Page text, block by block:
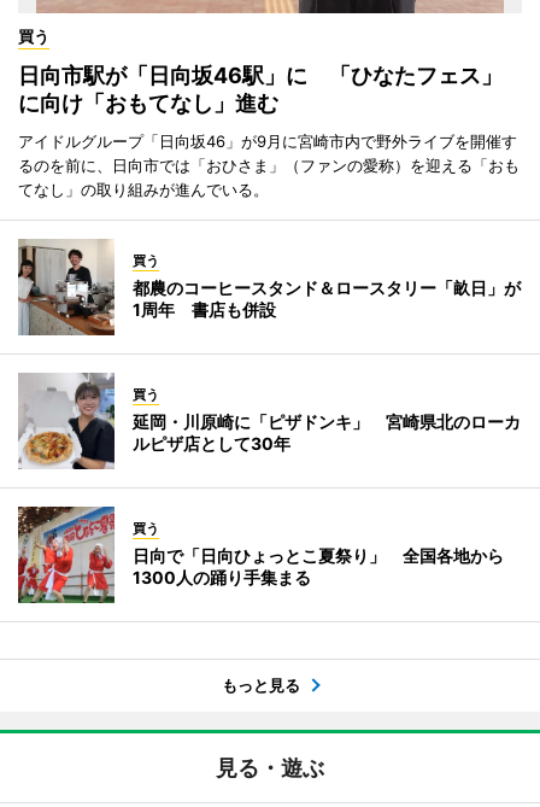
買う
日向市駅が「日向坂46駅」に 「ひなたフェス」
に向け「おもてなし」進む
アイドルグループ「日向坂46」が9月に宮崎市内で野外ライブを開催す
るのを前に、日向市では「おひさま」（ファンの愛称）を迎える「おも
てなし」の取り組みが進んでいる。
買う
都農のコーヒースタンド＆ロースタリー「畝日」が
1周年 書店も併設
買う
延岡・川原崎に「ピザドンキ」 宮崎県北のローカ
ルピザ店として30年
買う
日向で「日向ひょっとこ夏祭り」 全国各地から
1300人の踊り手集まる
もっと見る
見る・遊ぶ